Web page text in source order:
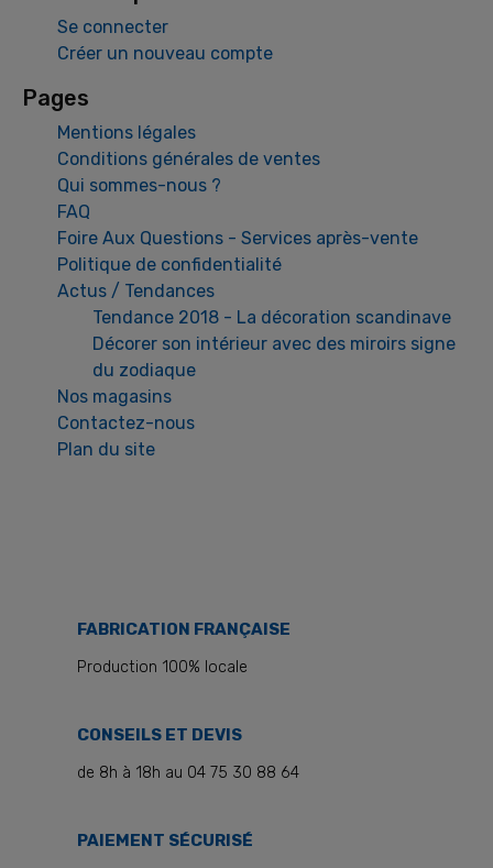
Se connecter
Créer un nouveau compte
Pages
Mentions légales
Conditions générales de ventes
Qui sommes-nous ?
FAQ
Foire Aux Questions - Services après-vente
Politique de confidentialité
Actus / Tendances
Tendance 2018 - La décoration scandinave
Décorer son intérieur avec des miroirs signe
du zodiaque
Nos magasins
Contactez-nous
Plan du site
FABRICATION FRANÇAISE
Production 100% locale
CONSEILS ET DEVIS
de 8h à 18h au 04 75 30 88 64
PAIEMENT SÉCURISÉ